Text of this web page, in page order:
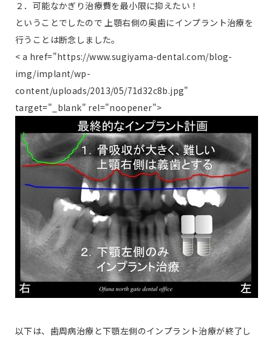
２．可能なかぎり治療費を最小限に抑えたい！
ということでしたので 上顎右側の奥歯にインプラント治療を
行うことは断念しました。
< a href="https://www.sugiyama-dental.com/blog-
img/implant/wp-
content/uploads/2013/05/71d32c8b.jpg"
target="_blank" rel="noopener">
以下は、歯周病治療と下顎左側のインプラント治療が終了し